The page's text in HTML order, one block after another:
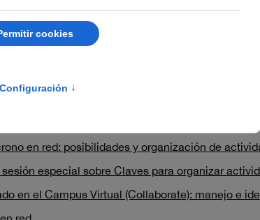
online: Hangout, Skype y otras
en red: posibilidades y organización de
especial sobre Claves para organizar
en el Campus Virtual (Collaborate): manejo e